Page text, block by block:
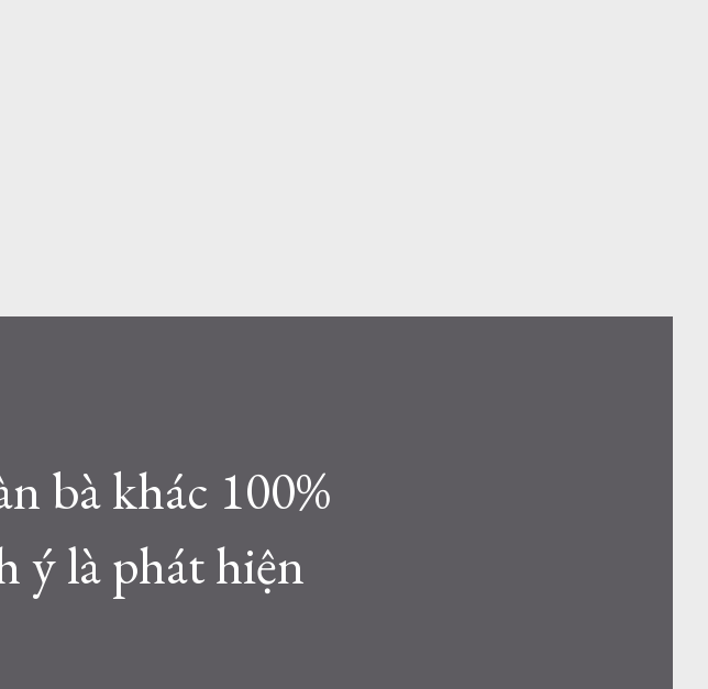
bà khác 100%
ý là phát hiện